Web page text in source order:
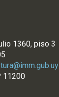
1360, piso 3
11200